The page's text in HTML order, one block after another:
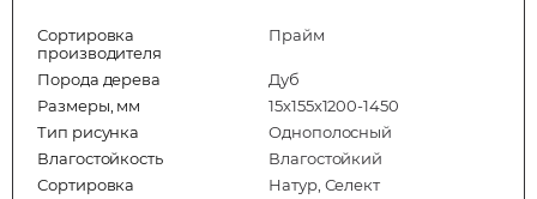
Сортировка
производителя
Прайм
Порода дерева
Дуб
Размеры, мм
15х155х1200-1450
Тип рисунка
Однополосный
Влагостойкость
Влагостойкий
Сортировка
Натур, Селект